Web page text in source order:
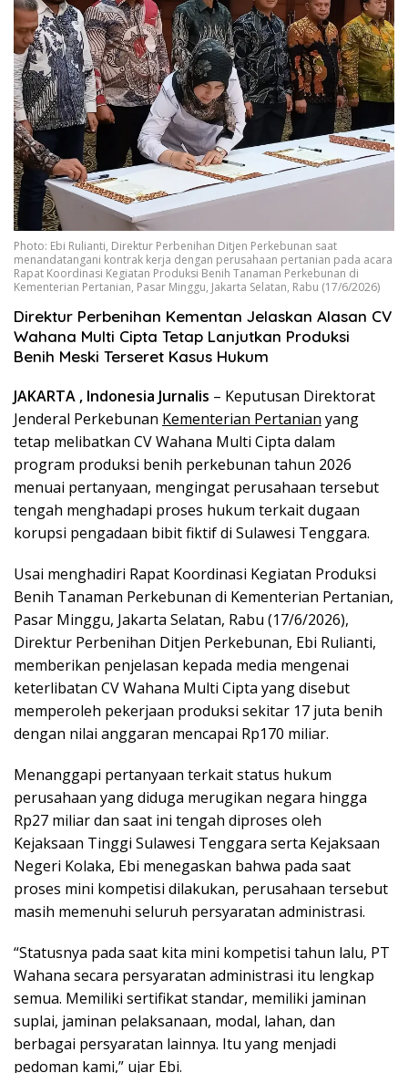
Photo: Ebi Rulianti, Direktur Perbenihan Ditjen Perkebunan saat
menandatangani kontrak kerja dengan perusahaan pertanian pada acara
Rapat Koordinasi Kegiatan Produksi Benih Tanaman Perkebunan di
Kementerian Pertanian, Pasar Minggu, Jakarta Selatan, Rabu (17/6/2026)
Direktur Perbenihan Kementan Jelaskan Alasan CV
Wahana Multi Cipta Tetap Lanjutkan Produksi
Benih Meski Terseret Kasus Hukum
JAKARTA , Indonesia Jurnalis – Keputusan Direktorat
Jenderal Perkebunan Kementerian Pertanian yang
tetap melibatkan CV Wahana Multi Cipta dalam
program produksi benih perkebunan tahun 2026
menuai pertanyaan, mengingat perusahaan tersebut
tengah menghadapi proses hukum terkait dugaan
korupsi pengadaan bibit fiktif di Sulawesi Tenggara.
Usai menghadiri Rapat Koordinasi Kegiatan Produksi
Benih Tanaman Perkebunan di Kementerian Pertanian,
Pasar Minggu, Jakarta Selatan, Rabu (17/6/2026),
Direktur Perbenihan Ditjen Perkebunan, Ebi Rulianti,
memberikan penjelasan kepada media mengenai
keterlibatan CV Wahana Multi Cipta yang disebut
memperoleh pekerjaan produksi sekitar 17 juta benih
dengan nilai anggaran mencapai Rp170 miliar.
Menanggapi pertanyaan terkait status hukum
perusahaan yang diduga merugikan negara hingga
Rp27 miliar dan saat ini tengah diproses oleh
Kejaksaan Tinggi Sulawesi Tenggara serta Kejaksaan
Negeri Kolaka, Ebi menegaskan bahwa pada saat
proses mini kompetisi dilakukan, perusahaan tersebut
masih memenuhi seluruh persyaratan administrasi.
“Statusnya pada saat kita mini kompetisi tahun lalu, PT
Wahana secara persyaratan administrasi itu lengkap
semua. Memiliki sertifikat standar, memiliki jaminan
suplai, jaminan pelaksanaan, modal, lahan, dan
berbagai persyaratan lainnya. Itu yang menjadi
pedoman kami,” ujar Ebi.